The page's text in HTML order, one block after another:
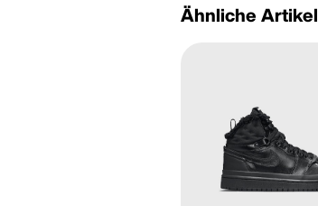
Ähnliche Artikel